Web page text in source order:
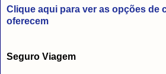
Clique aqui para ver as opções de
oferecem
Seguro Viagem